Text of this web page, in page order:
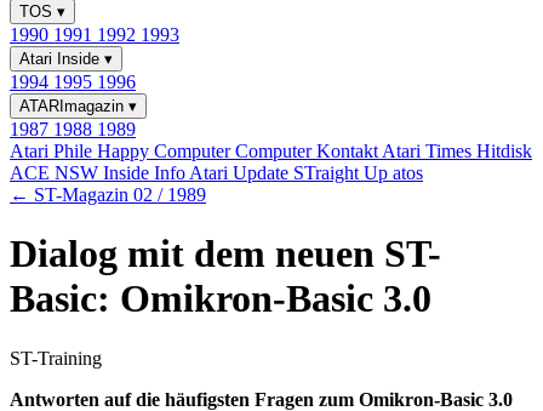
TOS ▾
1990 1991 1992 1993
Atari Inside ▾
1994 1995 1996
ATARImagazin ▾
1987 1988 1989
Atari Phile Happy ComputerComputer Kontakt Atari Times Hitdisk
ACE NSW Inside Info Atari Update STraight Up atos
← ST-Magazin 02 / 1989
Dialog mit dem neuen ST-
Basic: Omikron-Basic 3.0
ST-Training
Antworten auf die häufigsten Fragen zum Omikron-Basic 3.0